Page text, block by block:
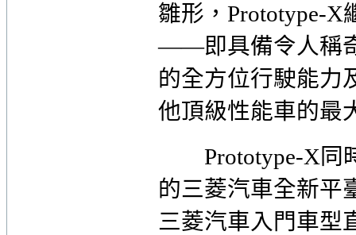
雛形，Prototype-X
——即具備令人稱
的全方位行駛能力
他頂級性能車的最
Prototype-X同時
的三菱汽車全新平
三菱汽車入門車型